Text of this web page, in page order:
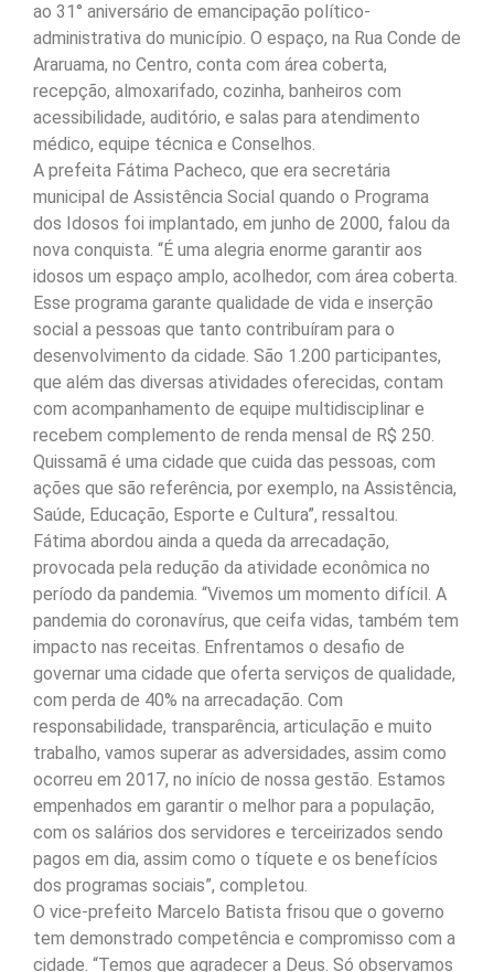
ao 31° aniversário de emancipação político-
administrativa do município. O espaço, na Rua Conde de
Araruama, no Centro, conta com área coberta,
recepção, almoxarifado, cozinha, banheiros com
acessibilidade, auditório, e salas para atendimento
médico, equipe técnica e Conselhos.
A prefeita Fátima Pacheco, que era secretária
municipal de Assistência Social quando o Programa
dos Idosos foi implantado, em junho de 2000, falou da
nova conquista. “É uma alegria enorme garantir aos
idosos um espaço amplo, acolhedor, com área coberta.
Esse programa garante qualidade de vida e inserção
social a pessoas que tanto contribuíram para o
desenvolvimento da cidade. São 1.200 participantes,
que além das diversas atividades oferecidas, contam
com acompanhamento de equipe multidisciplinar e
recebem complemento de renda mensal de R$ 250.
Quissamã é uma cidade que cuida das pessoas, com
ações que são referência, por exemplo, na Assistência,
Saúde, Educação, Esporte e Cultura”, ressaltou.
Fátima abordou ainda a queda da arrecadação,
provocada pela redução da atividade econômica no
período da pandemia. “Vivemos um momento difícil. A
pandemia do coronavírus, que ceifa vidas, também tem
impacto nas receitas. Enfrentamos o desafio de
governar uma cidade que oferta serviços de qualidade,
com perda de 40% na arrecadação. Com
responsabilidade, transparência, articulação e muito
trabalho, vamos superar as adversidades, assim como
ocorreu em 2017, no início de nossa gestão. Estamos
empenhados em garantir o melhor para a população,
com os salários dos servidores e terceirizados sendo
pagos em dia, assim como o tíquete e os benefícios
dos programas sociais”, completou.
O vice-prefeito Marcelo Batista frisou que o governo
tem demonstrado competência e compromisso com a
cidade. “Temos que agradecer a Deus. Só observamos